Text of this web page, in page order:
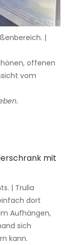
|
offenen
vom
| Trulia
dort
Aufhängen,
sich
kann.